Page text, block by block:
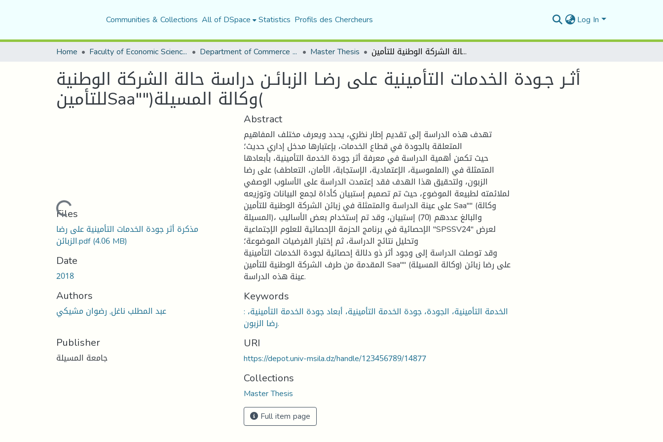
Communities & Collections All of DSpace Statistics Profils des Chercheurs Log In
Home Faculty of Economic Sciences, Commerce and Management Sciences Department of Commerce Science Master Thesis أثـر جـودة الخدمات التأمينية على رضـا الزبائـن دراسة حالة الشركة الوطنية للتأمينSaa"")وكالة المسيلة(
أثـر جـودة الخدمات التأمينية على رضـا الزبائـن دراسة حالة الشركة الوطنية
للتأمينSaa"")وكالة المسيلة(
Loading...
Files
‏‏مذكرة أثر جودة الخدمات التأمينية على رضا
الزبائن.pdf(4.06 MB)
Date
2018
Authors
عبد المطلب ناغل, رضوان مشيكي
Publisher
جامعة المسيلة
Abstract
تهدف هذه الدراسة إلى تقديم إطار نظري، يحدد ويعرف مختلف المفاهيم
المتعلقة بالجودة في قطاع الخدمات، بإعتبارها مدخل إداري حديث؛
حيث تكمن أهمية الدراسة في معرفة أثر جودة الخدمة التأمينية، بأبعادها
المتمثلة في (الملموسية، الإعتمادية، الإستجابة، الأمان، التعاطف) على رضا
الزبون، ولتحقيق هذا الهدف فقد إعتمدت الدراسة على الأسلوب الوصفي
لملائمته لطبيعة الموضوع، حيث تم تصميم إستبيان كأداة لجمع البيانات وتوزيعه
على عينة الدراسة والمتمثلة في زبائن الشركة الوطنية للتأمين Saa"" (وكالة
المسيلة)، والبالغ عددهم (70) إستبيان، وقد تم إستخدام بعض الأساليب
الإحصائية في برنامج الحزمة الإحصائية للعلوم الإجتماعية "SPSSV24" لعرض
وتحليل نتائج الدراسة، ثم إختبار الفرضيات الموضوعة؛
وقد توصلت الدراسة إلى وجود أثر ذو دلالة إحصائية لجودة الخدمات التأمينية
المقدمة من طرف الشركة الوطنية للتأمين Saa"" (وكالة المسيلة) على رضا زبائن
عينة هذه الدراسة.
Keywords
: الخدمة التأمينية، الجودة، جودة الخدمة التأمينية، أبعاد جودة الخدمة التأمينية،
رضا الزبون.
URI
https://depot.univ-msila.dz/handle/123456789/14877
Collections
Master Thesis
Full item page